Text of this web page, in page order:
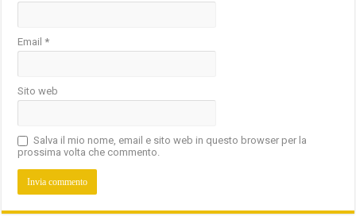
Email*
Sito web
Salva il mio nome, email e sito web in questo browser per la
prossima volta che commento.